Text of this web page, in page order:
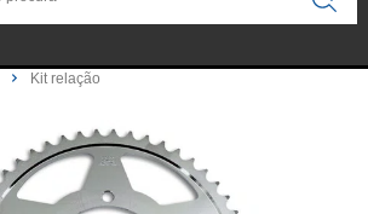
Kit relação